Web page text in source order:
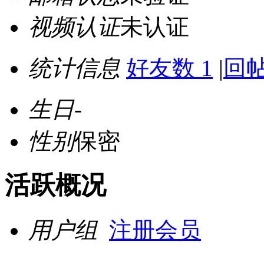
视频认证未认证
统计信息 好友数 1 | 回
生日-
性别保密
活跃概况
用户组 注册会员